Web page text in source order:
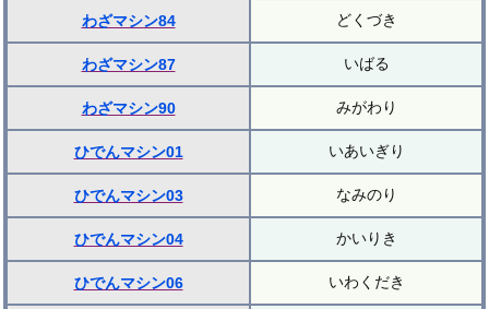
わざマシン84 どくづき
わざマシン87 いばる
わざマシン90 みがわり
ひでんマシン01 いあいぎり
ひでんマシン03 なみのり
ひでんマシン04 かいりき
ひでんマシン06 いわくだき